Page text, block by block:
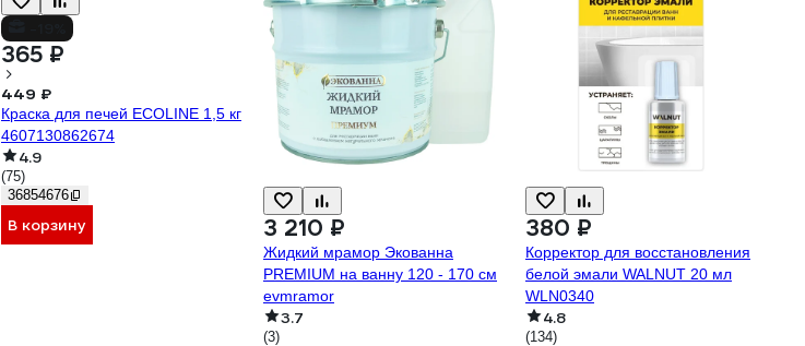
365 ₽
449 ₽
Краска для печей ECOLINE 1,5 кг
4607130862674
4.9
(75)
36854676
В корзину 3 210 ₽
Жидкий мрамор Экованна
PREMIUM на ванну 120 - 170 см
evmramor
3.7
(3)
380 ₽
Корректор для восстановления
белой эмали WALNUT 20 мл
WLN0340
4.8
(134)